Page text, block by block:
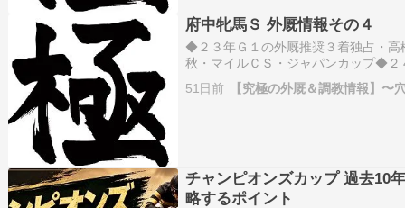
府中牝馬Ｓ 外厩情報その４
◆２３年Ｇ１の外厩推奨３着独占・
秋・マイルＣＳ・ジャパンカップ◆２
オークス・マイルＣＳ◆２５年Ｇ１
アマイル・安田記念・朝日杯ＦＳ◆
51日前 【究極の外厩＆調教情報】〜
チャンピオンズカップ 過去10
略するポイント